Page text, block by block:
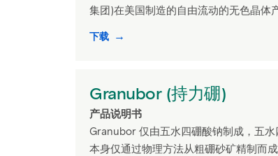
集团)在美国制造的自由流动的无色晶体
下载
Granubor (持力硼)
产品说明书
Granubor 仅由五水四硼酸钠制成，五水
本身仅通过物理方法从粗硼砂矿精制而成